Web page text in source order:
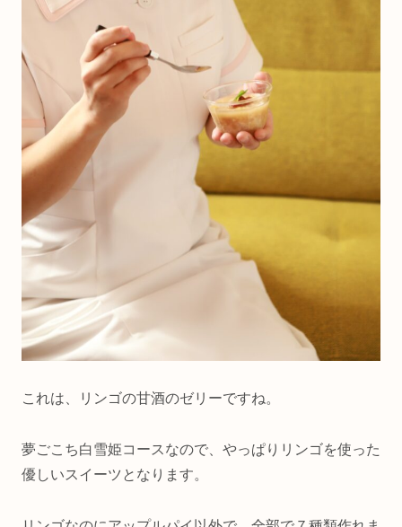
これは、リンゴの甘酒のゼリーですね。
夢ごこち白雪姫コースなので、やっぱりリンゴを使った
優しいスイーツとなります。